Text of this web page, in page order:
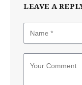
LEAVE A